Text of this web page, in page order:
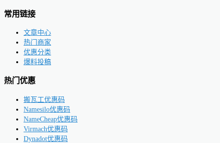
常用链接
文章中心
热门商家
优惠分类
爆料投稿
热门优惠
搬瓦工优惠码
Namesilo优惠码
NameCheap优惠码
Virmach优惠码
Dynadot优惠码